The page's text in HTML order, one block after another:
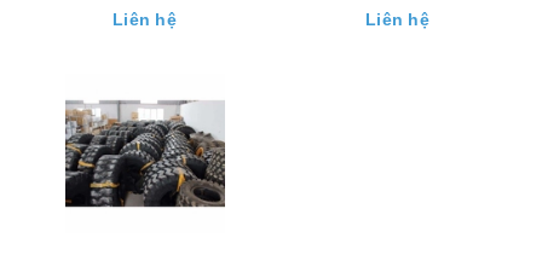
Liên hệ
Liên hệ